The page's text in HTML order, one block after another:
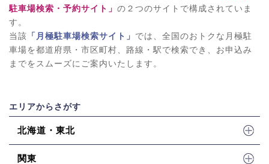
駐車場検索・予約サイト」 の２つのサイトで構成されていま
す。
当該 「月極駐車場検索サイト」 では、全国のおトクな月極駐
車場を都道府県・市区町村、路線・駅で検索でき、お申込み
までをスムーズにご案内いたします。
エリアからさがす
北海道・東北
関東